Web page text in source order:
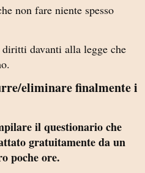
non fare niente spesso
davanti alla legge che
eliminare finalmente i
il questionario che
gratuitamente da un
poche ore.